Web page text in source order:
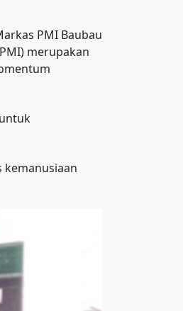
PMI Baubau
merupakan
kemanusiaan